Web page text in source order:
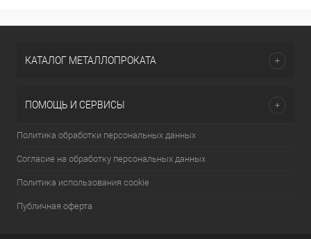
КАТАЛОГ МЕТАЛЛОПРОКАТА
ПОМОЩЬ И СЕРВИСЫ
Политика обработки персональных данных
Согласие на обработку персональных данных
Политика использования cookie
Публичная оферта